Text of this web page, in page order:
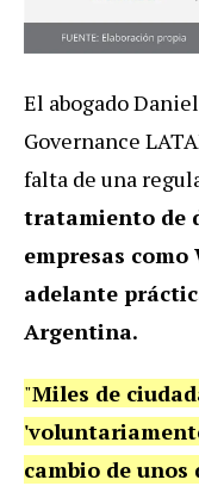
El abogado
Governance
falta de una
tratamiento de
empresas
adelante
Argentina.
"Miles de
cambio de unos